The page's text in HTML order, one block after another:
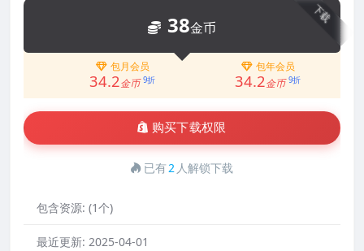
下载
38金币
包月会员
34.2金币 9折
包年会员
34.2金币 9折
购买下载权限
已有2 人解锁下载
包含资源: (1个)
最近更新: 2025-04-01